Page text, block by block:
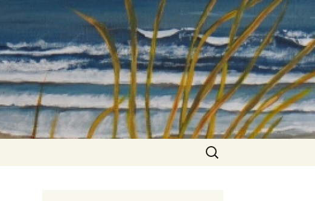
Zoeken
naar: